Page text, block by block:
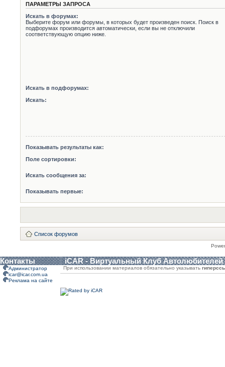
ПАРАМЕТРЫ ЗАПРОСА
Искать в форумах:
Выберите форум или форумы, в которых будет произведен поиск. Поиск в
подфорумах производится автоматически, если вы не отключили
соответствующую опцию ниже.
Искать в подфорумах:
Искать:
Показывать результаты как:
Поле сортировки:
Искать сообщения за:
Показывать первые:
Список форумов
Контакты iCAR - Виртуальный Клуб Автолюбителей
Администратор
icar@icar.com.ua
Реклама на сайте
При использовании материалов обязательно указывать